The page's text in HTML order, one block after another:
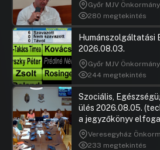
Győr MJV
280 megtekintés
Humánszolgáltatási
2026.08.03.
Győr MJV
244 megtekintés
Szociális,
ülés 2026.08.05.
a jegyzőkönyv
Veresegyház
233 megtekintés